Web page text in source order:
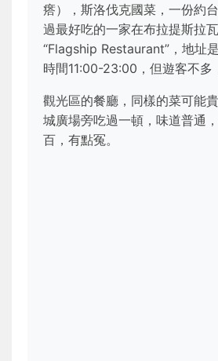
瘩），斯洛伐克國菜，一份約
過最好吃的一家在布拉提斯拉
“Flagship Restaurant”，地址
時間11:00-23:00，但遊客不多
觀光區的餐廳，同樣的菜可能
城廣場旁吃過一頓，味道普通
百，有點冤。